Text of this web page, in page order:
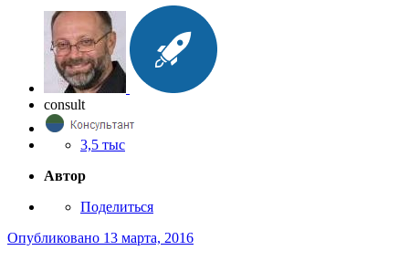
consult
3,5 тыс
Автор
Поделиться
Опубликовано 13 марта, 2016